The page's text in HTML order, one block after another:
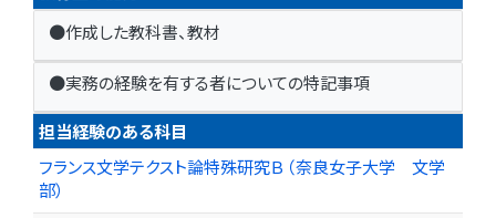
●作成した教科書、教材
●実務の経験を有する者についての特記事項
担当経験のある科目
フランス文学テクスト論特殊研究Ｂ （奈良女子大学 文学
部）